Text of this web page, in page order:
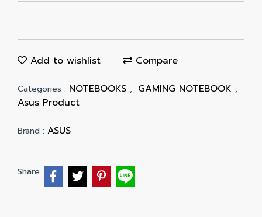
Add to wishlist Compare
Categories : NOTEBOOKS , GAMING NOTEBOOK ,
Asus Product
Brand : ASUS
Share